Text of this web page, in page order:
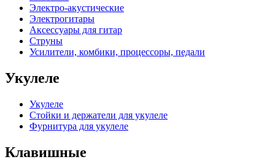
Электро-акустические
Электрогитары
Аксессуары для гитар
Струны
Усилители, комбики, процессоры, педали
Укулеле
Укулеле
Стойки и держатели для укулеле
Фурнитура для укулеле
Клавишные